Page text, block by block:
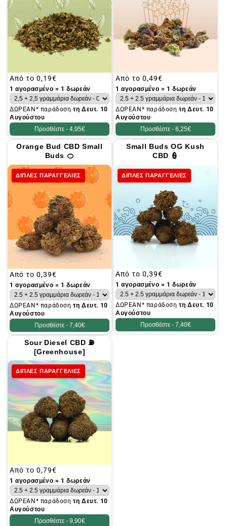
Συνήθης
τιμή
Από το 0,19€
1 αγορασμένο = 1 δωρεάν
ΔΩΡΕΑΝ* παράδοσητη Δευτ. 10
Αυγούστου
Προσθέστε - 4,95€
Συνήθης
τιμή
Από το 0,49€
1 αγορασμένο = 1 δωρεάν
ΔΩΡΕΑΝ* παράδοσητη Δευτ. 10
Αυγούστου
Προσθέστε - 6,25€
Orange Bud CBD Small
Buds 🍊
ΔΙΠΛΕΣ ΠΑΡΑΓΓΕΛΙΕΣ
Συνήθης
τιμή
Από το 0,39€
1 αγορασμένο = 1 δωρεάν
ΔΩΡΕΑΝ* παράδοσητη Δευτ. 10
Αυγούστου
Προσθέστε - 7,40€
Small Buds OG Kush
CBD 👮
ΔΙΠΛΕΣ ΠΑΡΑΓΓΕΛΙΕΣ
Συνήθης
τιμή
Από το 0,39€
1 αγορασμένο = 1 δωρεάν
ΔΩΡΕΑΝ* παράδοσητη Δευτ. 10
Αυγούστου
Προσθέστε - 7,40€
Sour Diesel CBD ⛽
[Greenhouse]
ΔΙΠΛΕΣ ΠΑΡΑΓΓΕΛΙΕΣ
Συνήθης
τιμή
Από το 0,79€
1 αγορασμένο = 1 δωρεάν
ΔΩΡΕΑΝ* παράδοσητη Δευτ. 10
Αυγούστου
Προσθέστε - 9,90€